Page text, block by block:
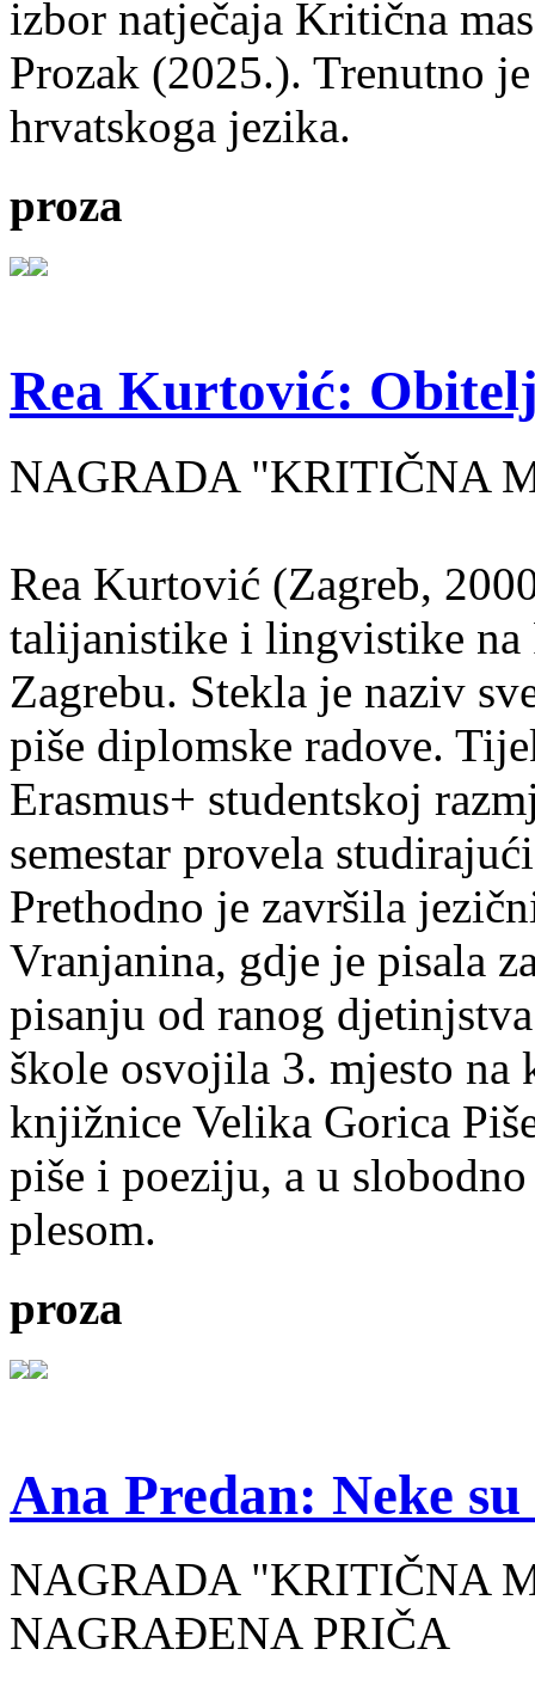
izbor natječaja Kritična
Prozak (2025.). Trenutno
hrvatskoga jezika.
proza
Rea Kurtović:
NAGRADA "KRITIČNA
Rea Kurtović (Zagreb,
talijanistike i lingvistike
Zagrebu. Stekla je naziv
piše diplomske radove.
Erasmus+ studentskoj
semestar provela
Prethodno je završila
Vranjanina, gdje je pisala
pisanju od ranog
škole osvojila 3. mjesto na
knjižnice Velika Gorica
piše i poeziju, a u
plesom.
proza
Ana Predan: Neke
NAGRADA "KRITIČNA
NAGRAĐENA PRIČA